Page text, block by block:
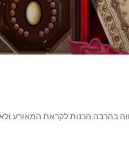
בהרבה הכנות לקראת המאורע